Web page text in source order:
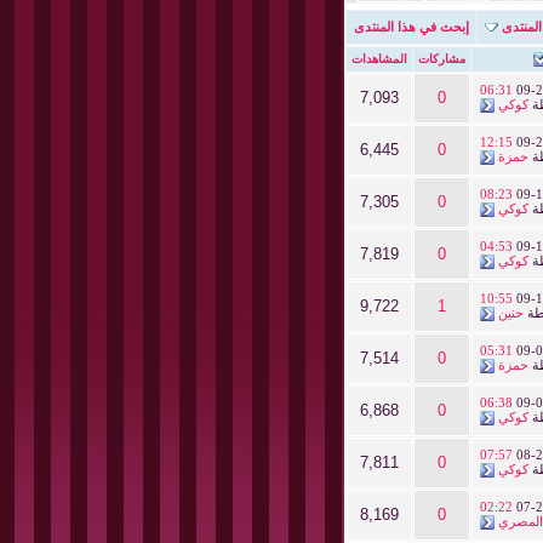
إبحث في هذا المنتدى
مشاركات المشاهدات
09-
06:31
كوكي 0
7,093
09-
12:15
حمزة 0
6,445
09-
08:23
كوكي 0
7,305
09-
04:53
كوكي 0
7,819
09-
10:55
حنين 1
9,722
09-
05:31
حمزة 0
7,514
09-
06:38
كوكي 0
6,868
08-
07:57
كوكي 0
7,811
07-
02:22
0
8,169